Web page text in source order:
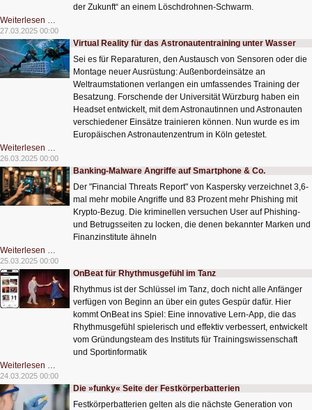
der Zukunft“ an einem Löschdrohnen-Schwarm.
Weiterlesen …
im
Einsatz
gegen
Waldbrände
27.03.2025 00:00
Virtual Reality für das Astronautentraining unter Wasser
Sei es für Reparaturen, den Austausch von Sensoren oder die
Montage neuer Ausrüstung: Außenbordeinsätze an
Weltraumstationen verlangen ein umfassendes Training der
Besatzung. Forschende der Universität Würzburg haben ein
Headset entwickelt, mit dem Astronautinnen und Astronauten
verschiedener Einsätze trainieren können. Nun wurde es im
Europäischen Astronautenzentrum in Köln getestet.
Weiterlesen …
Reality
für
das
Astronautentraining
unter
Wasser
26.03.2025 00:00
Banking-Malware Angriffe auf Smartphone & Co.
Der "Financial Threats Report" von Kaspersky verzeichnet 3,6-
mal mehr mobile Angriffe und 83 Prozent mehr Phishing mit
Krypto-Bezug. Die kriminellen versuchen User auf Phishing-
und Betrugsseiten zu locken, die denen bekannter Marken und
Finanzinstitute ähneln
Weiterlesen …
Malware
Angriffe
auf
Smartphone
&
Co.
25.03.2025 00:00
OnBeat für Rhythmusgefühl im Tanz
Rhythmus ist der Schlüssel im Tanz, doch nicht alle Anfänger
verfügen von Beginn an über ein gutes Gespür dafür. Hier
kommt OnBeat ins Spiel: Eine innovative Lern-App, die das
Rhythmusgefühl spielerisch und effektiv verbessert, entwickelt
vom Gründungsteam des Instituts für Trainingswissenschaft
und Sportinformatik
Weiterlesen …
für
Rhythmusgefühl
im
Tanz
24.03.2025 00:00
Die »funky« Seite der Festkörperbatterien
Festkörperbatterien gelten als die nächste Generation von